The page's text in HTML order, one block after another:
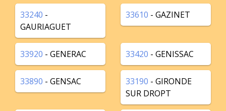
33240 -
GAURIAGUET
33610 - GAZINET
33920 - GENERAC 33420 - GENISSAC
33890 - GENSAC 33190 - GIRONDE
SUR DROPT